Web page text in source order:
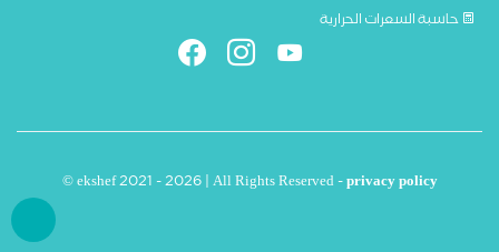
حاسبة السعرات الحرارية
© ekshef 2021 - 2026 | All Rights Reserved -privacy policy